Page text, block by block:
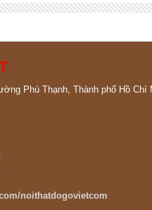
Phú Thạnh, Thành phố Hồ Chí
noithatdogovietcom